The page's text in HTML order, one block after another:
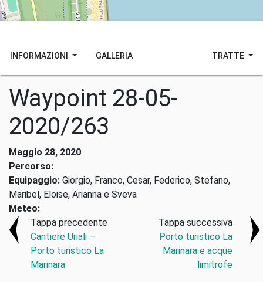
INFORMAZIONI GALLERIA TRATTE
Waypoint 28-05-
2020/263
Maggio 28, 2020
Percorso:
Equipaggio: Giorgio, Franco, Cesar, Federico, Stefano,
Maribel, Eloise, Arianna e Sveva
Meteo:
Tappa precedente
Cantiere Uriali –
Porto turistico La
Marinara
Tappa successiva
Porto turistico La
Marinara e acque
limitrofe